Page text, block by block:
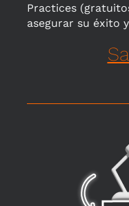
Practices
asegurar su éxito